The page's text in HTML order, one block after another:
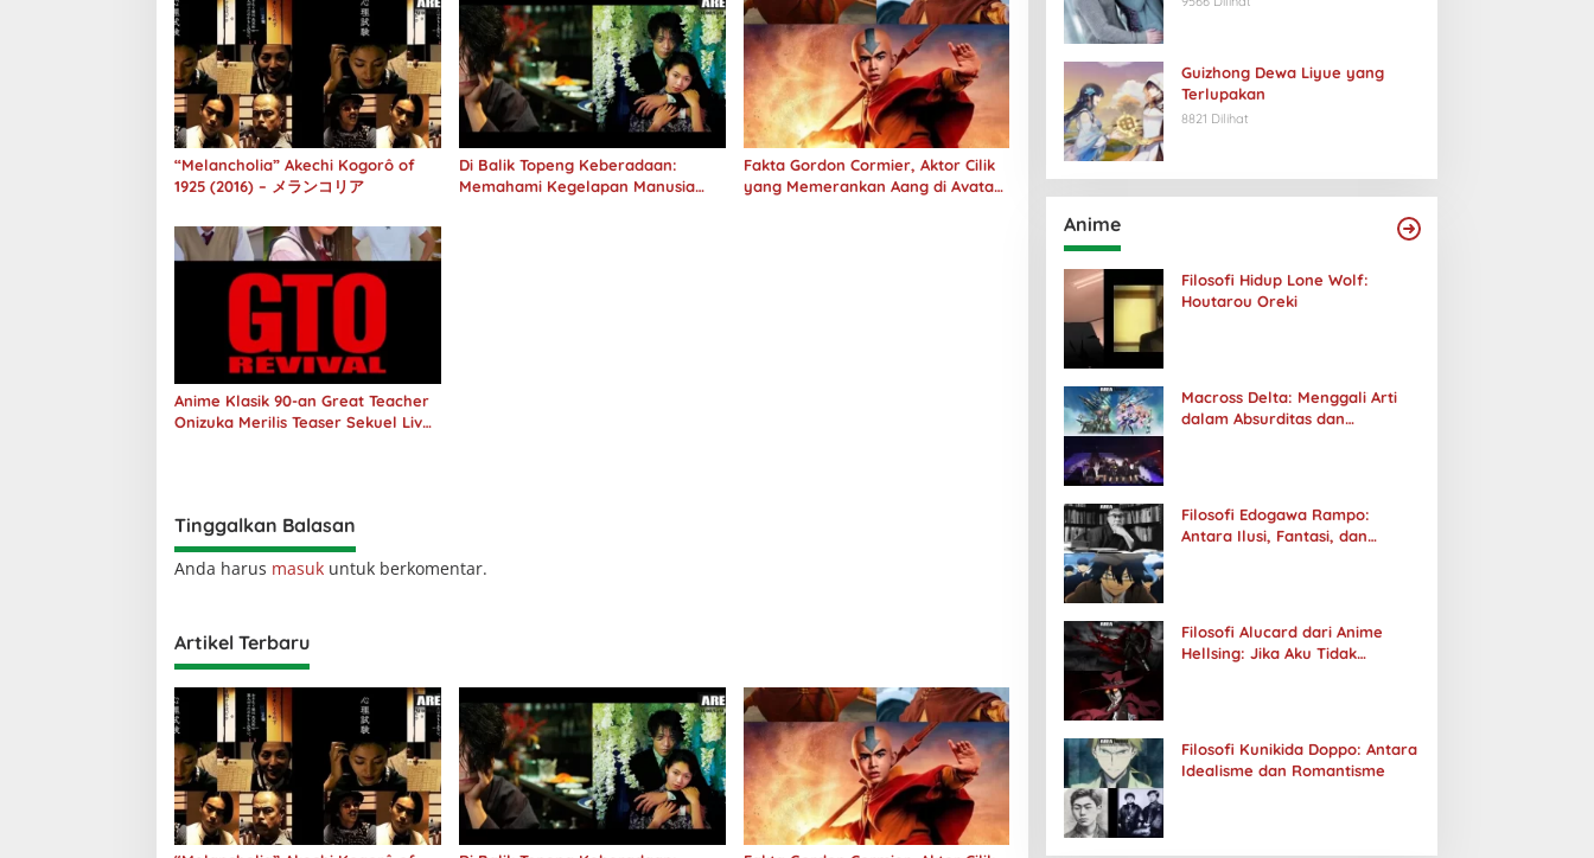
“Melancholia” Akechi Kogorô of
1925 (2016) – メランコリア
Di Balik Topeng Keberadaan:
Memahami Kegelapan Manusia
Fakta Gordon Cormier, Aktor Cilik
yang Memerankan Aang di Avatar
Anime Klasik 90-an Great Teacher
Onizuka Merilis Teaser Sekuel Live
Tinggalkan Balasan
Anda harus masuk untuk berkomentar.
Artikel Terbaru
Guizhong Dewa Liyue yang
Terlupakan
8821 Dilihat
Anime
Filosofi Hidup Lone Wolf:
Houtarou Oreki
Macross Delta: Menggali Arti
dalam Absurditas dan
Filosofi Edogawa Rampo:
Antara Ilusi, Fantasi, dan
Filosofi Alucard dari Anime
Hellsing: Jika Aku Tidak
Filosofi Kunikida Doppo: Antara
Idealisme dan Romantisme